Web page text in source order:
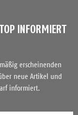
INFORMIERT
erscheinenden
neue Artikel und
informiert.